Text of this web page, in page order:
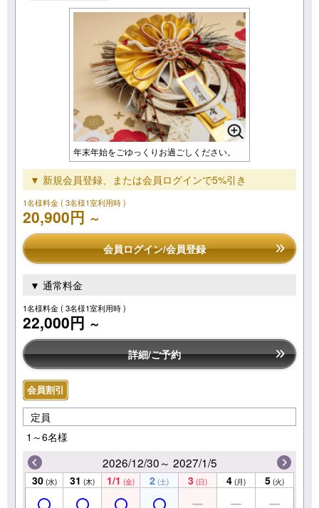
年末年始をごゆっくりお過ごしください。
▼ 新規会員登録、または会員ログインで5%引き
1名様料金( 3名様1室利用時 )
20,900円 ～
会員ログイン/会員登録
▼ 通常料金
1名様料金( 3名様1室利用時 )
22,000円 ～
詳細/ご予約
会員割引
定員
1～6名様
2026/12/30～ 2027/1/5
30 (水) 31 (木) 1/1 (金) 2 (土) 3 (日) 4 (月) 5 (火)